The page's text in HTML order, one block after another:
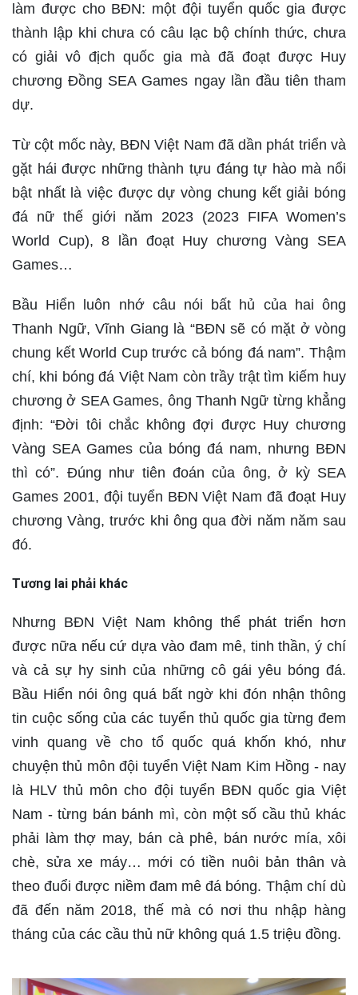
làm được cho BĐN: một đội tuyển quốc gia được
thành lập khi chưa có câu lạc bộ chính thức, chưa
có giải vô địch quốc gia mà đã đoạt được Huy
chương Đồng SEA Games ngay lần đầu tiên tham
dự.
Từ cột mốc này, BĐN Việt Nam đã dần phát triển và
gặt hái được những thành tựu đáng tự hào mà nổi
bật nhất là việc được dự vòng chung kết giải bóng
đá nữ thế giới năm 2023 (2023 FIFA Women’s
World Cup), 8 lần đoạt Huy chương Vàng SEA
Games…
Bầu Hiển luôn nhớ câu nói bất hủ của hai ông
Thanh Ngữ, Vĩnh Giang là “BĐN sẽ có mặt ở vòng
chung kết World Cup trước cả bóng đá nam”. Thậm
chí, khi bóng đá Việt Nam còn trầy trật tìm kiếm huy
chương ở SEA Games, ông Thanh Ngữ từng khẳng
định: “Đời tôi chắc không đợi được Huy chương
Vàng SEA Games của bóng đá nam, nhưng BĐN
thì có”. Đúng như tiên đoán của ông, ở kỳ SEA
Games 2001, đội tuyển BĐN Việt Nam đã đoạt Huy
chương Vàng, trước khi ông qua đời năm năm sau
đó.
Tương lai phải khác
Nhưng BĐN Việt Nam không thể phát triển hơn
được nữa nếu cứ dựa vào đam mê, tinh thần, ý chí
và cả sự hy sinh của những cô gái yêu bóng đá.
Bầu Hiển nói ông quá bất ngờ khi đón nhận thông
tin cuộc sống của các tuyển thủ quốc gia từng đem
vinh quang về cho tổ quốc quá khốn khó, như
chuyện thủ môn đội tuyển Việt Nam Kim Hồng - nay
là HLV thủ môn cho đội tuyển BĐN quốc gia Việt
Nam - từng bán bánh mì, còn một số cầu thủ khác
phải làm thợ may, bán cà phê, bán nước mía, xôi
chè, sửa xe máy… mới có tiền nuôi bản thân và
theo đuổi được niềm đam mê đá bóng. Thậm chí dù
đã đến năm 2018, thế mà có nơi thu nhập hàng
tháng của các cầu thủ nữ không quá 1.5 triệu đồng.